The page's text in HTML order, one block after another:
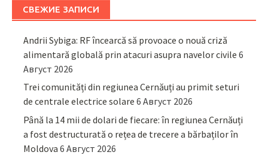
СВЕЖИЕ ЗАПИСИ
Andrii Sybiga: RF încearcă să provoace o nouă criză
alimentară globală prin atacuri asupra navelor civile 6
Август 2026
Trei comunități din regiunea Cernăuți au primit seturi
de centrale electrice solare 6 Август 2026
Până la 14 mii de dolari de fiecare: în regiunea Cernăuți
a fost destructurată o rețea de trecere a bărbaților în
Moldova 6 Август 2026